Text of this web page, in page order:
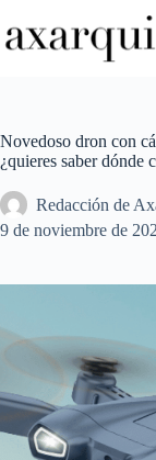
al
contenido
Novedoso dron con
¿quieres saber dónde
Redacción de
9 de noviembre de